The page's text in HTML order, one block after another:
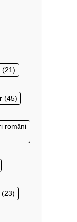
(21)
(45)
români
(23)